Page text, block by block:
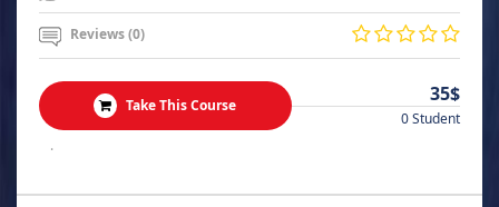
Reviews (0)
Take This Course 35$
0 Student
.